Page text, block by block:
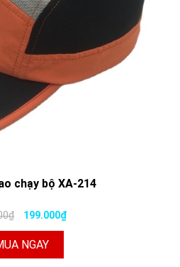
chạy bộ XA-214
199.000₫
NGAY